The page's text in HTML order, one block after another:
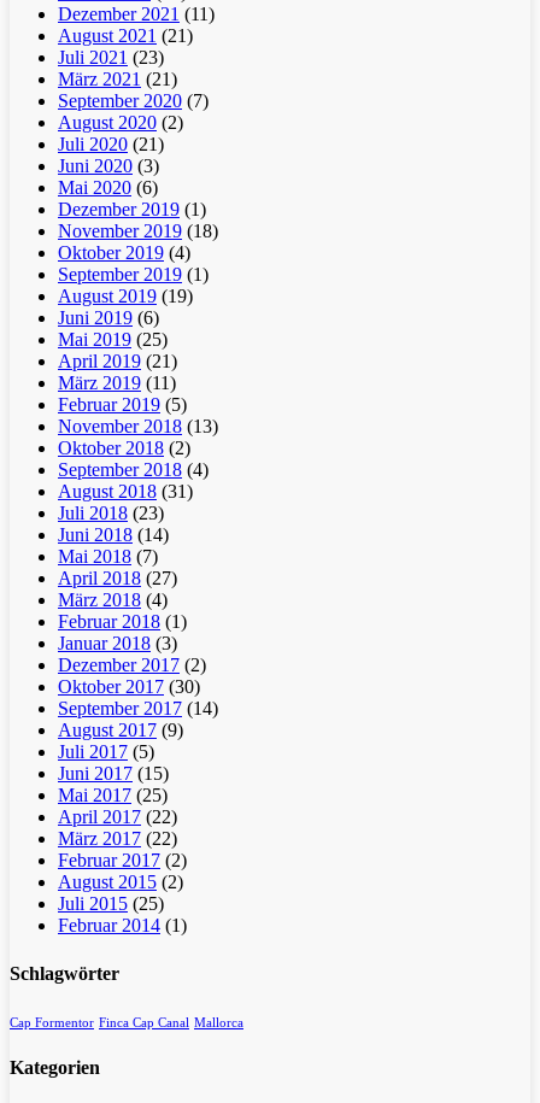
Dezember 2021 (11)
August 2021 (21)
Juli 2021 (23)
März 2021 (21)
September 2020 (7)
August 2020 (2)
Juli 2020 (21)
Juni 2020 (3)
Mai 2020 (6)
Dezember 2019 (1)
November 2019 (18)
Oktober 2019 (4)
September 2019 (1)
August 2019 (19)
Juni 2019 (6)
Mai 2019 (25)
April 2019 (21)
März 2019 (11)
Februar 2019 (5)
November 2018 (13)
Oktober 2018 (2)
September 2018 (4)
August 2018 (31)
Juli 2018 (23)
Juni 2018 (14)
Mai 2018 (7)
April 2018 (27)
März 2018 (4)
Februar 2018 (1)
Januar 2018 (3)
Dezember 2017 (2)
Oktober 2017 (30)
September 2017 (14)
August 2017 (9)
Juli 2017 (5)
Juni 2017 (15)
Mai 2017 (25)
April 2017 (22)
März 2017 (22)
Februar 2017 (2)
August 2015 (2)
Juli 2015 (25)
Februar 2014 (1)
Schlagwörter
Cap Formentor Finca Cap Canal Mallorca
Kategorien